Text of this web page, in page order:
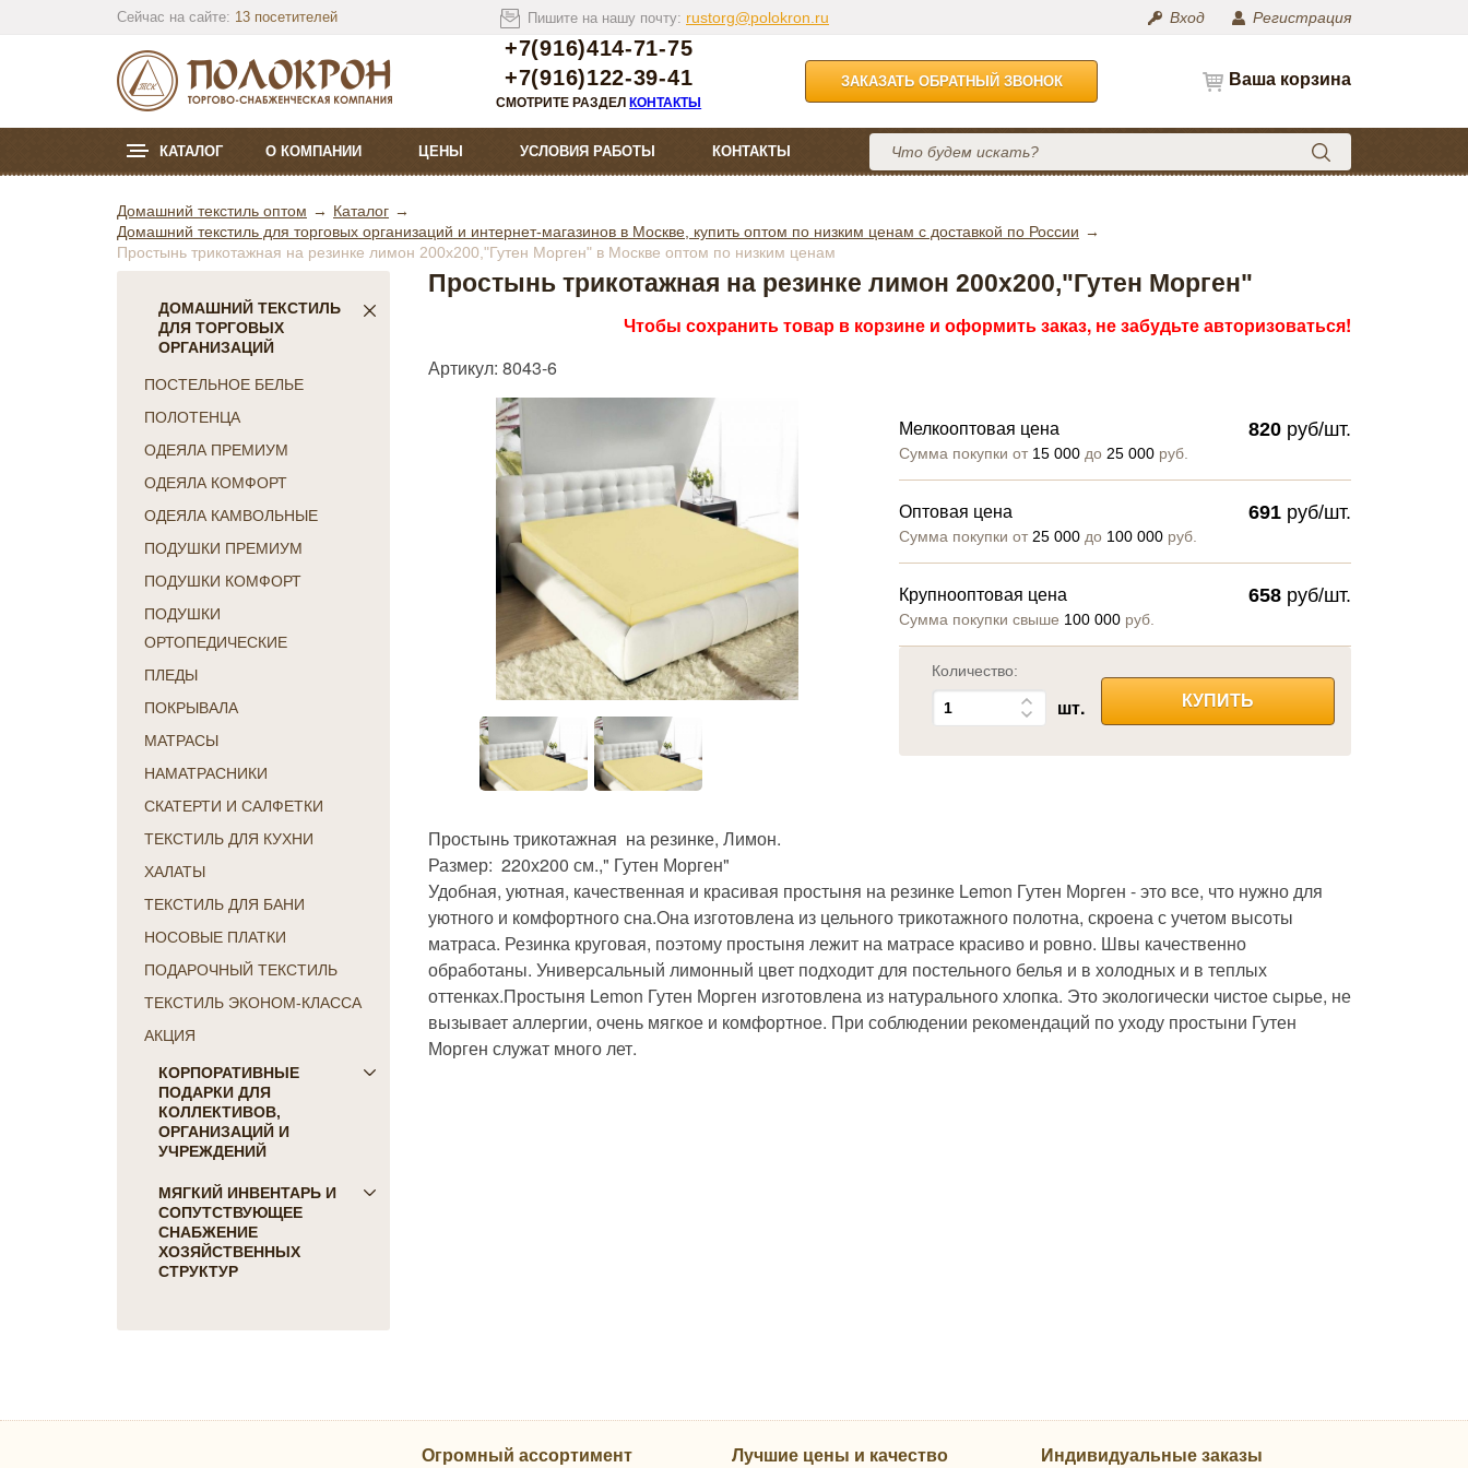
Сейчас на сайте: 13 посетителей Пишите на нашу почту: rustorg@polokron.ru Вход Регистрация
+7(916)414-71-75
+7(916)122-39-41
СМОТРИТЕ РАЗДЕЛКОНТАКТЫ
ЗАКАЗАТЬ ОБРАТНЫЙ ЗВОНОК Ваша корзина
КАТАЛОГ О КОМПАНИИ ЦЕНЫ УСЛОВИЯ РАБОТЫ КОНТАКТЫ
Домашний текстиль оптом
Каталог
Домашний текстиль для торговых организаций и интернет-магазинов в Москве, купить оптом по низким ценам с доставкой по России
Простынь трикотажная на резинке лимон 200х200,"Гутен Морген" в Москве оптом по низким ценам
ДОМАШНИЙ ТЕКСТИЛЬ
ДЛЯ ТОРГОВЫХ
ОРГАНИЗАЦИЙ
ПОСТЕЛЬНОЕ БЕЛЬЕ
ПОЛОТЕНЦА
ОДЕЯЛА ПРЕМИУМ
ОДЕЯЛА КОМФОРТ
ОДЕЯЛА КАМВОЛЬНЫЕ
ПОДУШКИ ПРЕМИУМ
ПОДУШКИ КОМФОРТ
ПОДУШКИ
ОРТОПЕДИЧЕСКИЕ
ПЛЕДЫ
ПОКРЫВАЛА
МАТРАСЫ
НАМАТРАСНИКИ
СКАТЕРТИ И САЛФЕТКИ
ТЕКСТИЛЬ ДЛЯ КУХНИ
ХАЛАТЫ
ТЕКСТИЛЬ ДЛЯ БАНИ
НОСОВЫЕ ПЛАТКИ
ПОДАРОЧНЫЙ ТЕКСТИЛЬ
ТЕКСТИЛЬ ЭКОНОМ-КЛАССА
АКЦИЯ
КОРПОРАТИВНЫЕ
ПОДАРКИ ДЛЯ
КОЛЛЕКТИВОВ,
ОРГАНИЗАЦИЙ И
УЧРЕЖДЕНИЙ
ПОДАРКИ ДЛЯ КОГО:
Женщинам
Коллегам
Мужчинам
День Победы
МЯГКИЙ ИНВЕНТАРЬ И
СОПУТСТВУЮЩЕЕ
СНАБЖЕНИЕ
ХОЗЯЙСТВЕННЫХ
СТРУКТУР
Простынь трикотажная на резинке лимон 200х200,"Гутен Морген"
Чтобы сохранить товар в корзине и оформить заказ, не забудьте авторизоваться!
Артикул: 8043-6
Мелкооптовая цена
Сумма покупки от 15 000до 25 000руб.
820 руб/шт.
Оптовая цена
Сумма покупки от 25 000до 100 000руб.
691 руб/шт.
Крупнооптовая цена
Сумма покупки свыше 100 000руб.
658 руб/шт.
Количество:
шт. КУПИТЬ
Простынь трикотажная на резинке, Лимон.
Размер: 220х200 см.," Гутен Морген"
Удобная, уютная, качественная и красивая простыня на резинке Lemon Гутен Морген - это все, что нужно для
уютного и комфортного сна.Она изготовлена из цельного трикотажного полотна, скроена с учетом высоты
матраса. Резинка круговая, поэтому простыня лежит на матрасе красиво и ровно. Швы качественно
обработаны. Универсальный лимонный цвет подходит для постельного белья и в холодных и в теплых
оттенках.Простыня Lemon Гутен Морген изготовлена из натурального хлопка. Это экологически чистое сырье, не
вызывает аллергии, очень мягкое и комфортное. При соблюдении рекомендаций по уходу простыни Гутен
Морген служат много лет.
Огромный ассортимент Лучшие цены и качество Индивидуальные заказы